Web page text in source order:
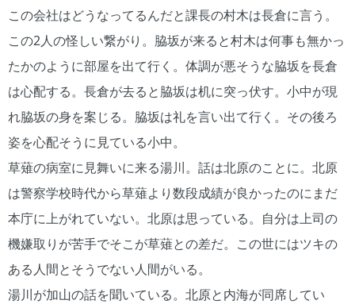
この会社はどうなってるんだと課長の村木は長倉に言う。
この2人の怪しい繋がり。脇坂が来ると村木は何事も無かっ
たかのように部屋を出て行く。体調が悪そうな脇坂を長倉
は心配する。長倉が去ると脇坂は机に突っ伏す。小中が現
れ脇坂の身を案じる。脇坂は礼を言い出て行く。その後ろ
姿を心配そうに見ている小中。
草薙の病室に見舞いに来る湯川。話は北原のことに。北原
は警察学校時代から草薙より数段成績が良かったのにまだ
本庁に上がれていない。北原は思っている。自分は上司の
機嫌取りが苦手でそこが草薙との差だ。この世にはツキの
ある人間とそうでない人間がいる。
湯川が加山の話を聞いている。北原と内海が同席してい